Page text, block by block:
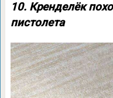
10. Кренделёк
пистолета